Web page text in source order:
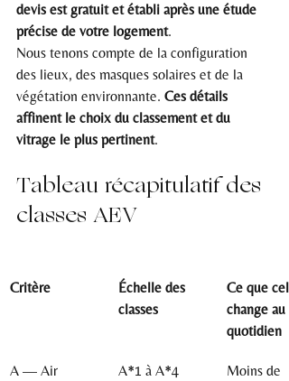
devis est gratuit et établi après une étude
précise de votre logement.
Nous tenons compte de la configuration
des lieux, des masques solaires et de la
végétation environnante. Ces détails
affinent le choix du classement et du
vitrage le plus pertinent.
Tableau récapitulatif des
classes AEV
Critère
Échelle des
classes
Ce que
change au
quotidien
A — Air A*1 à A*4
Moins de